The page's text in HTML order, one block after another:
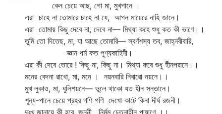
কেন চেয়ে আছ, গো মা, মুখপানে ।
এরা চাহে না তোমারে চাহে না যে, আপন মায়েরে নাহি জানে।
এরা তোমায় কিছু দেবে না, দেবে না— মিথ্যা কহে শুধু কত কী ভাণে।।
তুমি তো দিতেছ, মা, যা আছে তোমারি— স্বর্ণশস্য তব, জাহ্নবীবারি,
জ্ঞান ধর্ম কত পুণ্যকাহিনী।
এরা কী দেবে তোরে ! কিছু না, কিছু না। মিথ্যা কবে শুধু হীনপরানে।।
মনের বেদনা রাখো, মা, মনে । নয়নবারি নিবারো নয়নে।।
মুখ লুকাও, মা, ধুলিশয়নে— ভুলে থাকো যত হীন সন্তানে।
শূন্য-পানে চেয়ে প্রহর গণি গণি দেখো কাটে কিনা দীর্ঘ রজনী।
দুঃখ জানায়ে কী হবে, জননী, নির্মম চেতনাহীন পাষাণে ।।